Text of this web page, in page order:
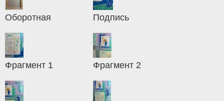
Оборотная Подпись
Фрагмент 1 Фрагмент 2